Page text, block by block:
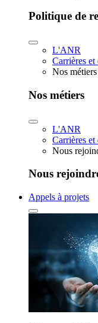
Politique de
L'ANR
Carrières et
Nos métiers
Nos métiers
L'ANR
Carrières et
Nous
Nous
Appels à projets